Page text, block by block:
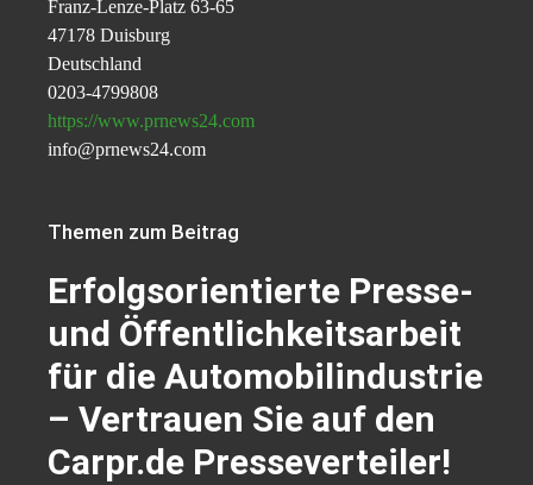
Franz-Lenze-Platz 63-65
47178 Duisburg
Deutschland
0203-4799808
https://www.prnews24.com
info@prnews24.com
Themen zum Beitrag
Erfolgsorientierte Presse-
und Öffentlichkeitsarbeit
für die Automobilindustrie
– Vertrauen Sie auf den
Carpr.de Presseverteiler!